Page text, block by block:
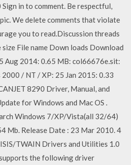
in to comment. Be respectful,
We delete comments that violate
you to read.Discussion threads
size File name Down loads Download
Aug 2014: 0.65 MB: col66676e.sit:
/ NT / XP: 25 Jan 2015: 0.33
8290 Driver, Manual, and
for Windows and Mac OS .
Windows 7/XP/Vista(all 32/64)
Mb. Release Date : 23 Mar 2010. 4
TWAIN Drivers and Utilities 1.0
the following driver